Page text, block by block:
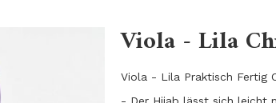
Viola - Lila
Viola - Lila Praktisch Fertig